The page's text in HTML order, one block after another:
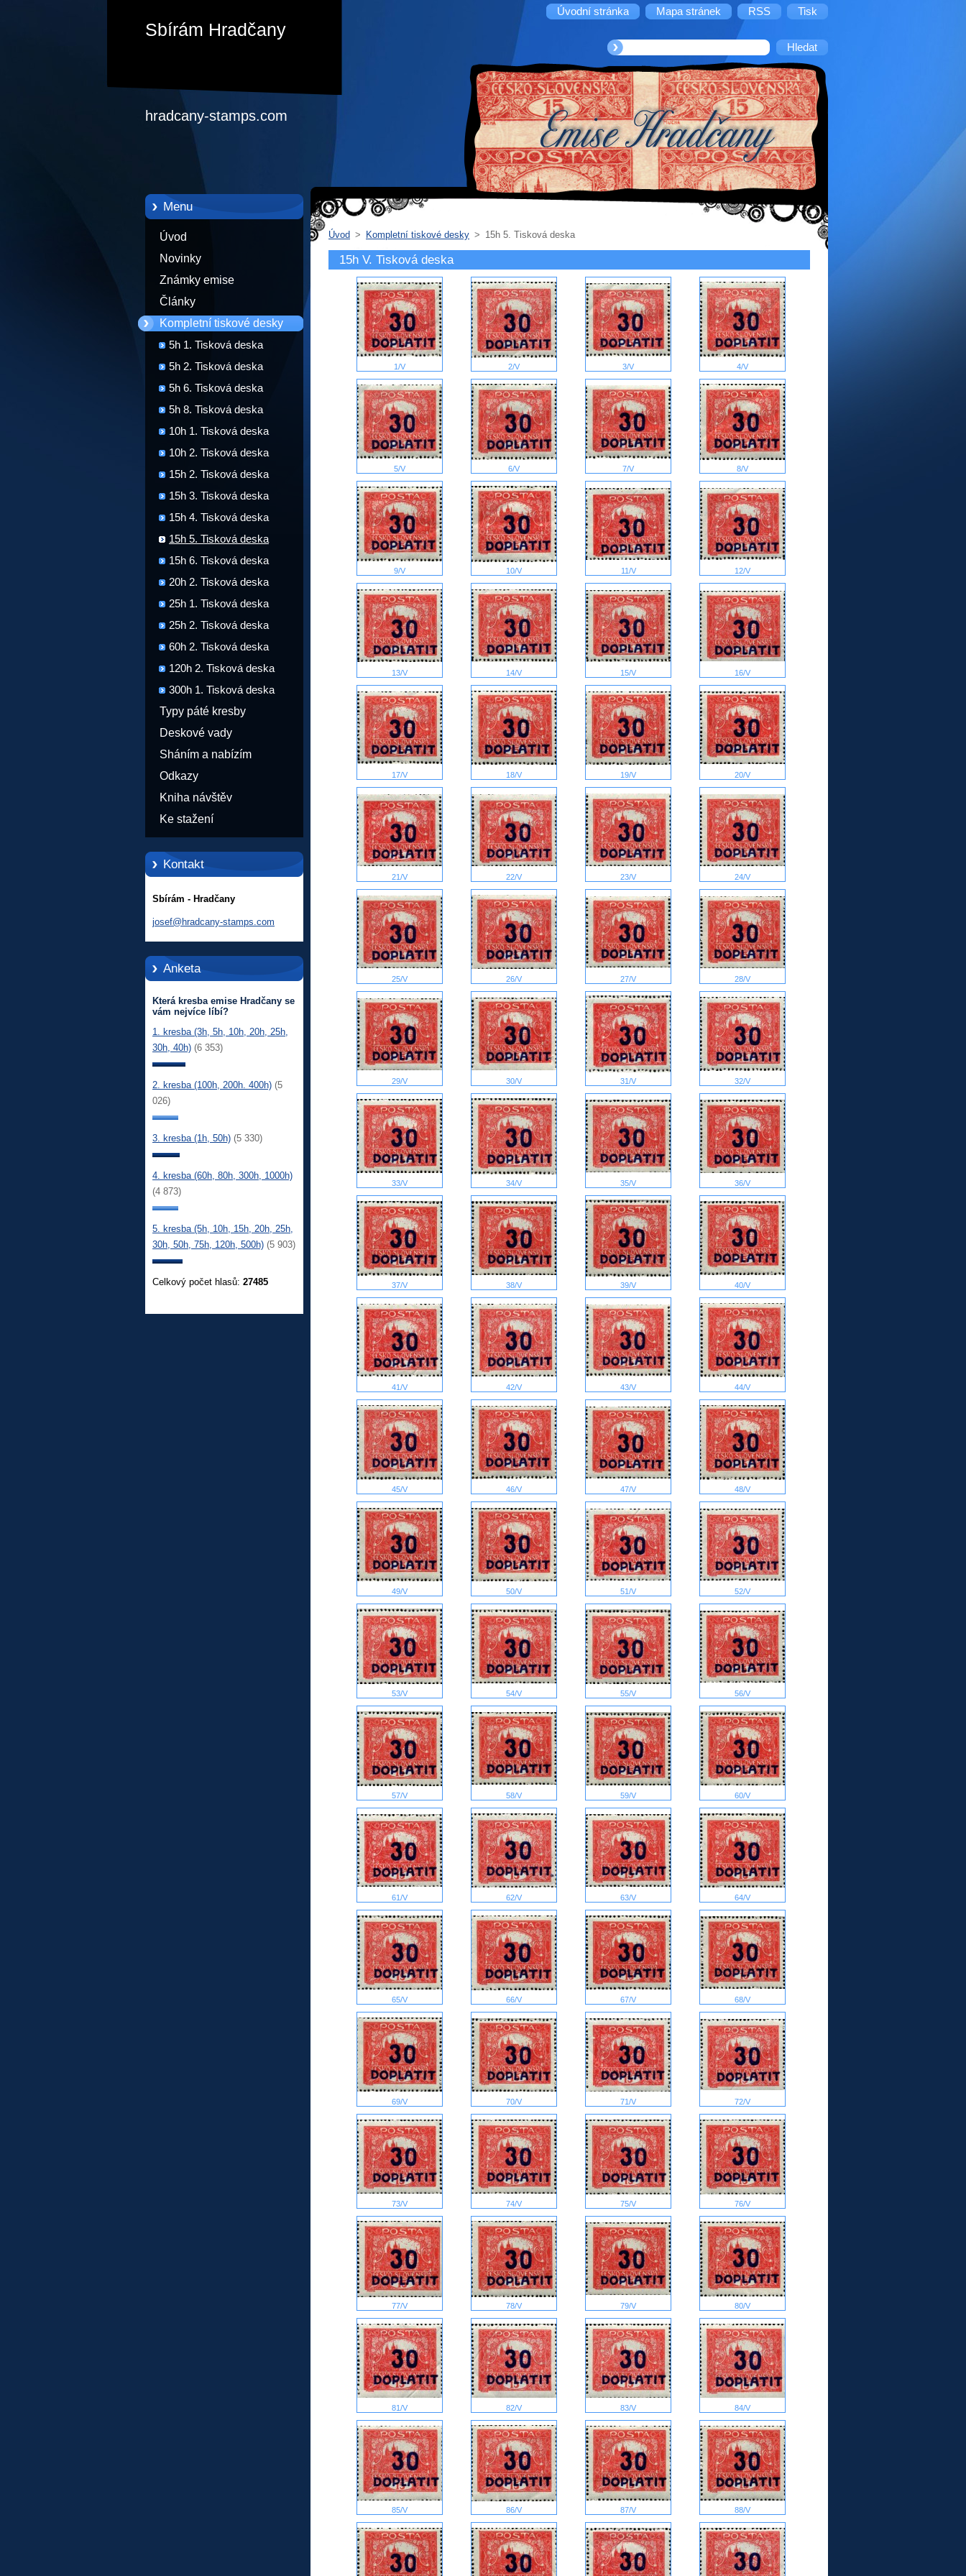
Úvodní stránka Mapa stránek RSS Tisk
Sbírám Hradčany
hradcany-stamps.com
Menu
Úvod
Novinky
Známky emise
Články
Kompletní tiskové desky
5h 1. Tisková deska
5h 2. Tisková deska
5h 6. Tisková deska
5h 8. Tisková deska
10h 1. Tisková deska
10h 2. Tisková deska
15h 2. Tisková deska
15h 3. Tisková deska
15h 4. Tisková deska
15h 5. Tisková deska
15h 6. Tisková deska
20h 2. Tisková deska
25h 1. Tisková deska
25h 2. Tisková deska
60h 2. Tisková deska
120h 2. Tisková deska
300h 1. Tisková deska
Typy páté kresby
Deskové vady
Sháním a nabízím
Odkazy
Kniha návštěv
Ke stažení
Kontakt
Sbírám - Hradčany
josef@hradcany-stamps.com
Anketa
Která kresba emise Hradčany se
vám nejvíce líbí?
1. kresba (3h, 5h, 10h, 20h, 25h,
30h, 40h) (6 353)
2. kresba (100h, 200h. 400h) (5
026)
3. kresba (1h, 50h) (5 330)
4. kresba (60h, 80h, 300h, 1000h)
(4 873)
5. kresba (5h, 10h, 15h, 20h, 25h,
30h, 50h, 75h, 120h, 500h) (5 903)
Celkový počet hlasů: 27485
Úvod > Kompletní tiskové desky > 15h 5. Tisková deska
15h V. Tisková deska
1/V 2/V 3/V 4/V
5/V 6/V 7/V 8/V
9/V 10/V 11/V 12/V
13/V 14/V 15/V 16/V
17/V 18/V 19/V 20/V
21/V 22/V 23/V 24/V
25/V 26/V 27/V 28/V
29/V 30/V 31/V 32/V
33/V 34/V 35/V 36/V
37/V 38/V 39/V 40/V
41/V 42/V 43/V 44/V
45/V 46/V 47/V 48/V
49/V 50/V 51/V 52/V
53/V 54/V 55/V 56/V
57/V 58/V 59/V 60/V
61/V 62/V 63/V 64/V
65/V 66/V 67/V 68/V
69/V 70/V 71/V 72/V
73/V 74/V 75/V 76/V
77/V 78/V 79/V 80/V
81/V 82/V 83/V 84/V
85/V 86/V 87/V 88/V